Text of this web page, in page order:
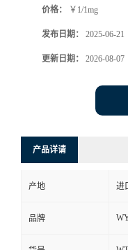
价格： ￥1/1mg
发布日期： 2025-06-21
更新日期： 2026-08-07
产品详请
产地 进
品牌